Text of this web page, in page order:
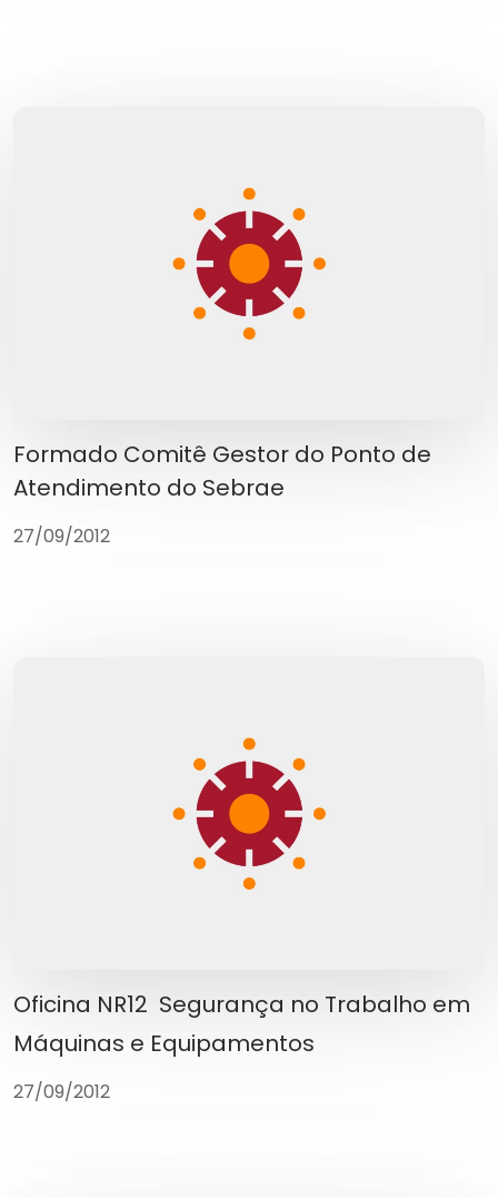
Formado Comitê Gestor do Ponto de
Atendimento do Sebrae
27/09/2012
Oficina NR12  Segurança no Trabalho em
Máquinas e Equipamentos
27/09/2012